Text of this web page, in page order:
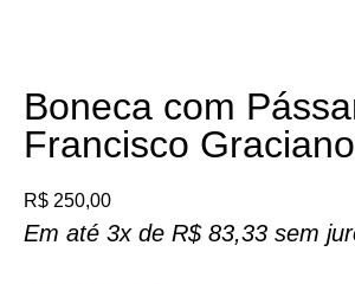
Boneca com
Francisco Graciano
R$ 250,00
Em até 3x de R$83,33 sem